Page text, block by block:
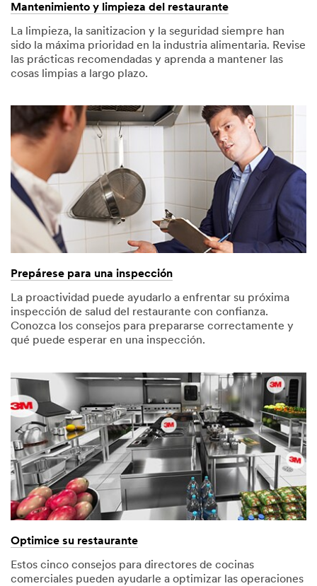
Mantenimiento y limpieza del restaurante
La limpieza, la sanitizacion y la seguridad siempre han
sido la máxima prioridad en la industria alimentaria. Revise
las prácticas recomendadas y aprenda a mantener las
cosas limpias a largo plazo.
Prepárese para una inspección
La proactividad puede ayudarlo a enfrentar su próxima
inspección de salud del restaurante con confianza.
Conozca los consejos para prepararse correctamente y
qué puede esperar en una inspección.
Optimice su restaurante
Estos cinco consejos para directores de cocinas
comerciales pueden ayudarle a optimizar las operaciones